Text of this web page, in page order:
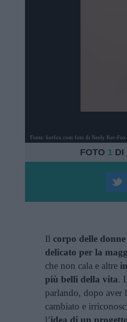
Fonte: kerfox.com foto di Neely Ker-Fox
FOTO 1 DI
Il corpo delle
delicato per la
che non cala e altre
più belli della vita.
parlando, dopo aver
cambiato e
l’idea di un